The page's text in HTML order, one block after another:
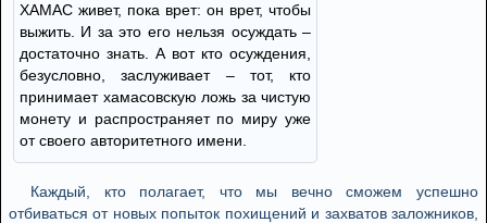
ХАМАС живет, пока врет: он врет, чтобы
выжить. И за это его нельзя осуждать –
достаточно знать. А вот кто осуждения,
безусловно, заслуживает – тот, кто
принимает хамасовскую ложь за чистую
монету и распространяет по миру уже
от своего авторитетного имени.
Каждый, кто полагает, что мы вечно сможем успешно
отбиваться от новых попыток похищений и захватов заложников,